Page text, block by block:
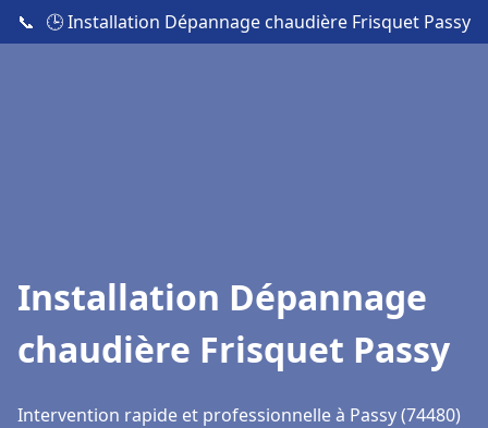
📞 🕒 Installation Dépannage chaudière Frisquet Passy
Installation Dépannage
chaudière Frisquet Passy
Intervention rapide et professionnelle à Passy (74480)